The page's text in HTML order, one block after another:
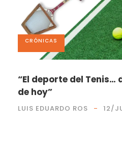
CRÓNICAS
“El deporte del Tenis…
de hoy”
LUIS EDUARDO ROS 12/